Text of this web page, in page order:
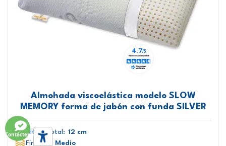
Almohada viscoelástica modelo SLOW
MEMORY forma de jabón con funda SILVER
Altura total: 12 cm
Firmeza:
Medio
Contáctenos